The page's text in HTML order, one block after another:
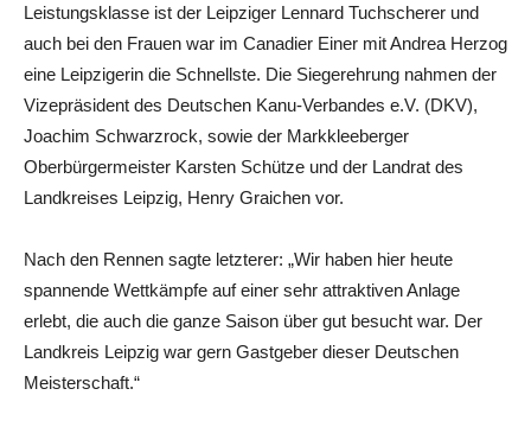
Leistungsklasse ist der Leipziger Lennard Tuchscherer und
auch bei den Frauen war im Canadier Einer mit Andrea Herzog
eine Leipzigerin die Schnellste. Die Siegerehrung nahmen der
Vizepräsident des Deutschen Kanu-Verbandes e.V. (DKV),
Joachim Schwarzrock, sowie der Markkleeberger
Oberbürgermeister Karsten Schütze und der Landrat des
Landkreises Leipzig, Henry Graichen vor.
Nach den Rennen sagte letzterer: „Wir haben hier heute
spannende Wettkämpfe auf einer sehr attraktiven Anlage
erlebt, die auch die ganze Saison über gut besucht war. Der
Landkreis Leipzig war gern Gastgeber dieser Deutschen
Meisterschaft.“